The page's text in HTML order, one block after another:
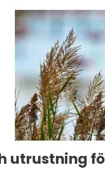
utrustning